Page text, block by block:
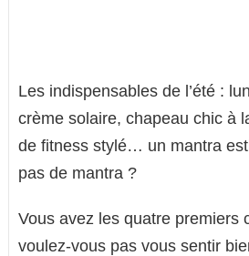
Les indispensables de l’été :
crème solaire, chapeau chic à
de fitness stylé… un mantra
pas de mantra ?
Vous avez les quatre premiers
voulez-vous pas vous sentir